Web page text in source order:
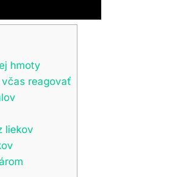
hmoty
reagovať
liekov